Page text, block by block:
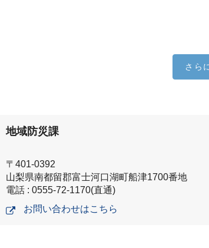
さら
地域防災課
〒401-0392
山梨県南都留郡富士河口湖町船津1700番地
電話 : 0555-72-1170(直通)
お問い合わせはこちら